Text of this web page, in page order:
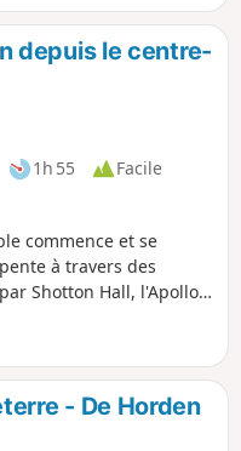
depuis le centre-
1h 55
Facile
commence et se
à travers des
Shotton Hall, l'Apollo
- De Horden